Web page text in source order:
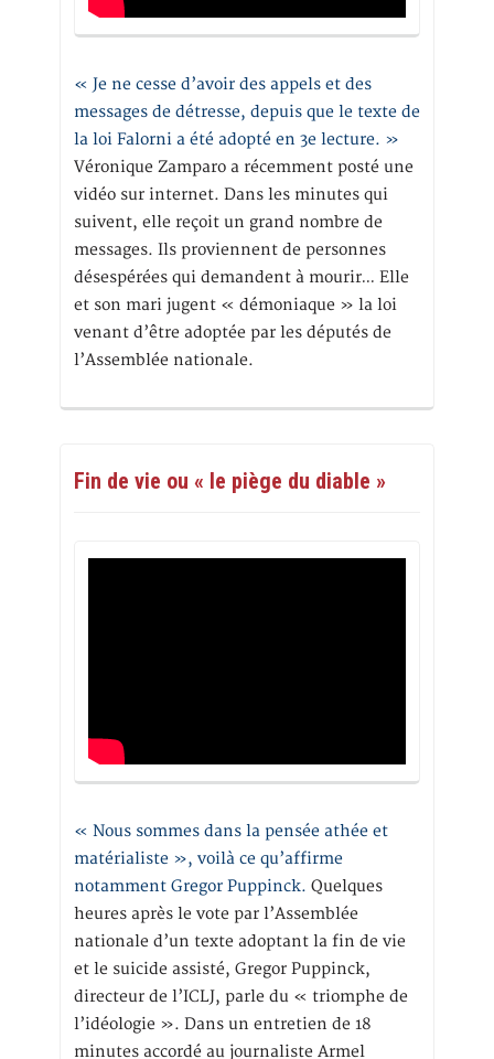
« Je ne cesse d’avoir des appels et des
messages de détresse, depuis que le texte de
la loi Falorni a été adopté en 3e lecture. »
Véronique Zamparo a récemment posté une
vidéo sur internet. Dans les minutes qui
suivent, elle reçoit un grand nombre de
messages. Ils proviennent de personnes
désespérées qui demandent à mourir… Elle
et son mari jugent « démoniaque » la loi
venant d’être adoptée par les députés de
l’Assemblée nationale.
Fin de vie ou « le piège du diable »
« Nous sommes dans la pensée athée et
matérialiste », voilà ce qu’affirme
notamment Gregor Puppinck. Quelques
heures après le vote par l’Assemblée
nationale d’un texte adoptant la fin de vie
et le suicide assisté, Gregor Puppinck,
directeur de l’ICLJ, parle du « triomphe de
l’idéologie ». Dans un entretien de 18
minutes accordé au journaliste Armel